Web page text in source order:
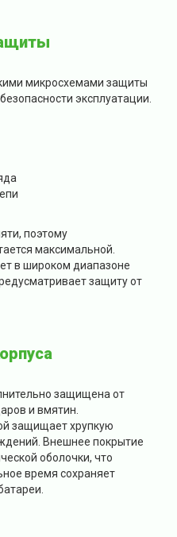
микросхемами защиты
эксплуатации.
поэтому
максимальной.
в широком диапазоне
защиту от
защищена от
и вмятин.
защищает хрупкую
Внешнее покрытие
оболочки, что
время сохраняет